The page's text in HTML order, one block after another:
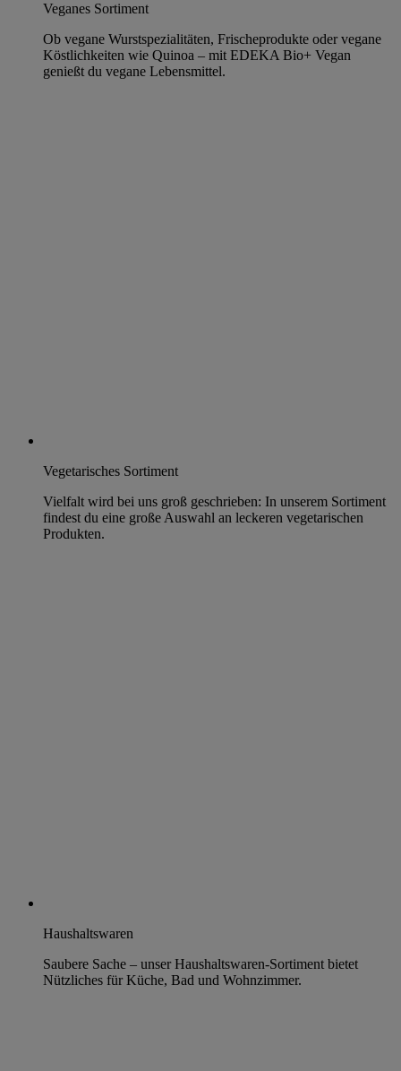
Veganes Sortiment
Ob vegane Wurstspezialitäten, Frischeprodukte oder vegane
Köstlichkeiten wie Quinoa – mit EDEKA Bio+ Vegan
genießt du vegane Lebensmittel.
Vegetarisches Sortiment
Vielfalt wird bei uns groß geschrieben: In unserem Sortiment
findest du eine große Auswahl an leckeren vegetarischen
Produkten.
Haushaltswaren
Saubere Sache – unser Haushaltswaren-Sortiment bietet
Nützliches für Küche, Bad und Wohnzimmer.